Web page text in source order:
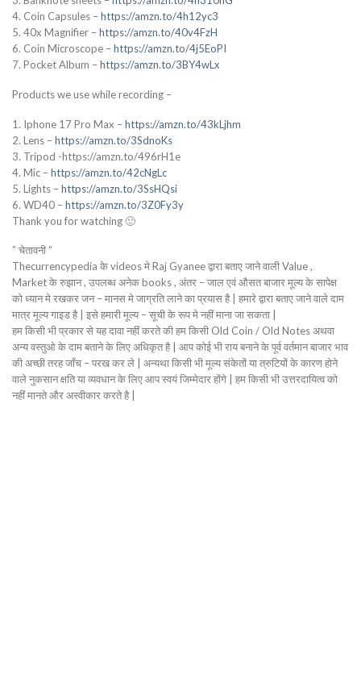
4. Coin Capsules –https://amzn.to/4h12yc3
5. 40x Magnifier –https://amzn.to/40v4FzH
6. Coin Microscope –https://amzn.to/4j5EoPI
7. Pocket Album –https://amzn.to/3BY4wLx
Products we use while recording –
1. Iphone 17 Pro Max –https://amzn.to/43kLjhm
2. Lens –https://amzn.to/3SdnoKs
3. Tripod -https://amzn.to/496rH1e
4. Mic –https://amzn.to/42cNgLc
5. Lights –https://amzn.to/3SsHQsi
6. WD40 –https://amzn.to/3Z0Fy3y
Thank you for watching 🙂
” चेतावनी “
Thecurrencypedia के videos मे Raj Gyanee द्वारा बताए जाने वाली Value ,
Market के रुझान , उपलब्ध अनेक books , अंतर – जाल एवं औसत बाजार मूल्य के सापेक्ष
को ध्यान मे रखकर जन – मानस मे जाग्रति लाने का प्रयास है | हमारे द्वारा बताए जाने वाले दाम
मात्र मूल्य गाइड है | इसे हमारी मूल्य – सूची के रूप मे नहीं माना जा सकता |
हम किसी भी प्रकार से यह दावा नहीं करते की हम किसी Old Coin / Old Notes अथवा
अन्य वस्तुओ के दाम बताने के लिए अधिकृत है | आप कोई भी राय बनाने के पूर्व वर्तमान बाजार भाव
की अच्छी तरह जाँच – परख कर ले | अन्यथा किसी भी मूल्य संकेतों या त्रुटियों के कारण होने
वाले नुकसान क्षति या व्यवधान के लिए आप स्वयं जिम्मेदार होंगे | हम किसी भी उत्तरदायित्व को
नहीं मानते और अस्वीकार करते है |